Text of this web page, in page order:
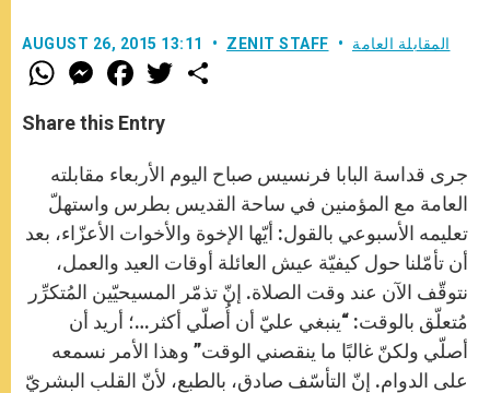
AUGUST 26, 2015 13:11 ZENIT STAFF المقابلة العامة
W
h
t
s
p
p
M
e
s
e
e
r
F
a
e
b
o
k
w
r
Share this Entry
جرى قداسة البابا فرنسيس صباح اليوم الأربعاء مقابلته
العامة مع المؤمنين في ساحة القديس بطرس واستهلّ
تعليمه الأسبوعي بالقول: أيّها الإخوة والأخوات الأعزّاء، بعد
أن تأمّلنا حول كيفيّة عيش العائلة أوقات العيد والعمل،
نتوقّف الآن عند وقت الصلاة. إنّ تذمّر المسيحيّين المُتكرِّر
مُتعلّق بالوقت: “ينبغي عليّ أن أُصلّي أكثر…؛ أريد أن
أصلّي ولكنّ غالبًا ما ينقصني الوقت” وهذا الأمر نسمعه
على الدوام. إنّ التأسّف صادق، بالطبع، لأنّ القلب البشريّ